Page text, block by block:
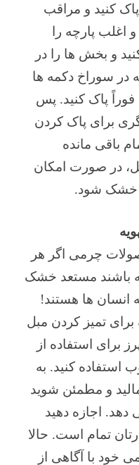
کنید و مراقب
پارچه را
و بخش ها را در
در سوراخ دکمه ها
پاک کنید. پس
برای پاک کردن
باقی مانده
در صورت امکان
خشک شود.
چرمی اگر هر
باشند مستعد خشک
ها هستند!
برای تمیز کردن مبل
برای استفاده از
استفاده کنید. به
و مطمئن شوید
اجازه دهید
تمام است. حالا
خود با آگاهی از